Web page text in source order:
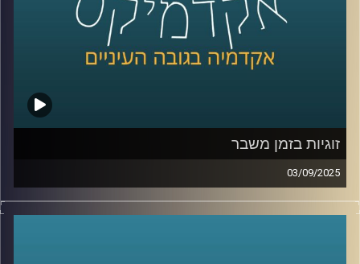
קרדיט תמונות:AudioVersity
זוגיות בזמן משבר
03/09/2025
בשנים האחרונות נדמה שהחיים בוחנים אותנו שוב ושוב,
מגפה עולמית, משברים כלכליים, מציאות ביטחונית לא יציבה,